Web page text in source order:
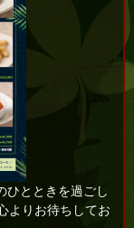
ひとときを過ごし
よりお待ちしてお